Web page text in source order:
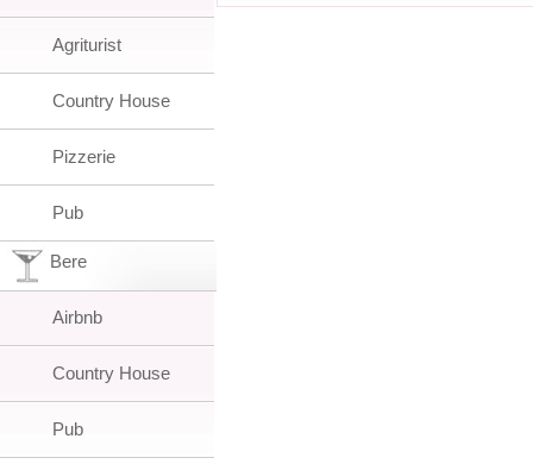
Agriturist
Country House
Pizzerie
Pub
Bere
Airbnb
Country House
Pub